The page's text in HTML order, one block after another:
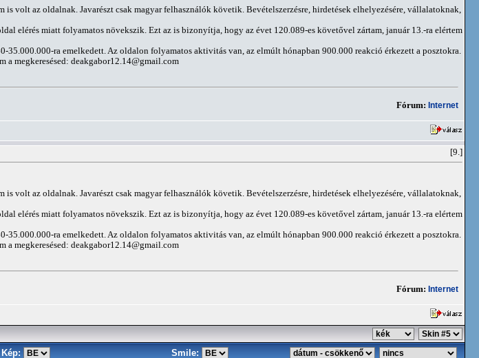
volt az oldalnak. Javarészt csak magyar felhasználók követik. Bevételszerzésre, hirdetések elhelyezésére, vállalatoknak,
elérés miatt folyamatos növekszik. Ezt az is bizonyítja, hogy az évet 120.089-es követővel zártam, január 13.-ra elértem
ra emelkedett. Az oldalon folyamatos aktivitás van, az elmúlt hónapban 900.000 reakció érkezett a posztokra.
a megkeresésed: deakgabor12.14@gmail.com
Fórum: Internet
[9.]
volt az oldalnak. Javarészt csak magyar felhasználók követik. Bevételszerzésre, hirdetések elhelyezésére, vállalatoknak,
elérés miatt folyamatos növekszik. Ezt az is bizonyítja, hogy az évet 120.089-es követővel zártam, január 13.-ra elértem
ra emelkedett. Az oldalon folyamatos aktivitás van, az elmúlt hónapban 900.000 reakció érkezett a posztokra.
a megkeresésed: deakgabor12.14@gmail.com
Fórum: Internet
Kép: Smile: